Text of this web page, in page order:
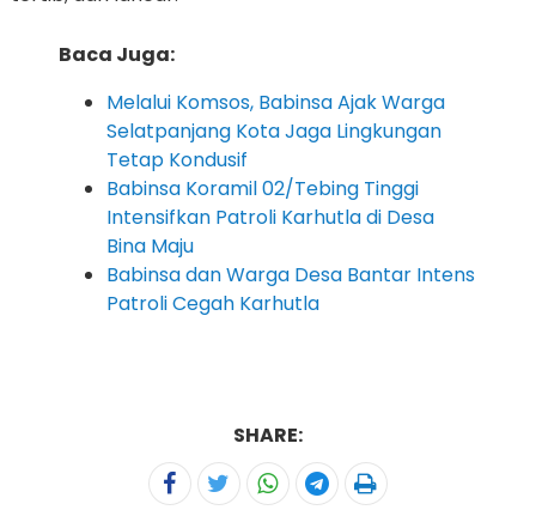
Baca Juga:
Melalui Komsos, Babinsa Ajak Warga
Selatpanjang Kota Jaga Lingkungan
Tetap Kondusif
Babinsa Koramil 02/Tebing Tinggi
Intensifkan Patroli Karhutla di Desa
Bina Maju
Babinsa dan Warga Desa Bantar Intens
Patroli Cegah Karhutla
SHARE: